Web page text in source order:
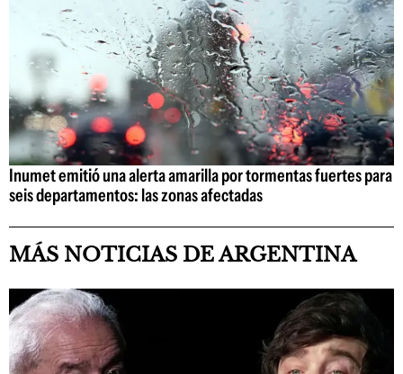
Inumet emitió una alerta amarilla por tormentas fuertes para
seis departamentos: las zonas afectadas
MÁS NOTICIAS DE ARGENTINA